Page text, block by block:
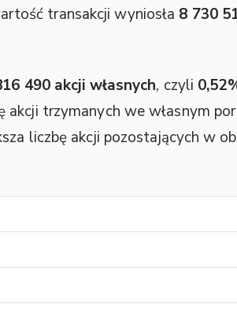
transakcji wyniosła 8 730
490 akcji własnych, czyli
akcji trzymanych we własnym
liczbę akcji pozostających w